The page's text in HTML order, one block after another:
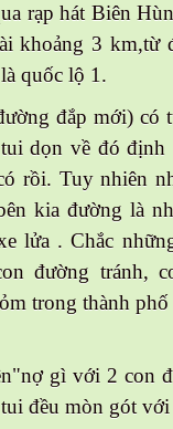
rạp hát Biên
khoảng 3 km,từ
quốc lộ 1.
đắp mới) có
dọn về đó định
rồi. Tuy nhiên
kia đường là
lửa . Chắc
đường tránh,
trong thành
gì với 2 con
đều mòn gót